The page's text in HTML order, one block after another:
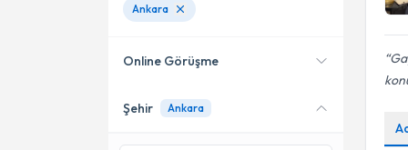
Ankara
Online Görüşme
Online danışmanlık sunan
Şehir Ankara